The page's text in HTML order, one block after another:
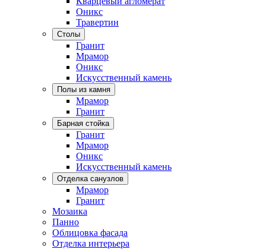
Оникс
Травертин
Столы
Гранит
Мрамор
Оникс
Искусственный камень
Полы из камня
Мрамор
Гранит
Барная стойка
Гранит
Мрамор
Оникс
Искусственный камень
Отделка санузлов
Мрамор
Гранит
Мозаика
Панно
Облицовка фасада
Отделка интерьера